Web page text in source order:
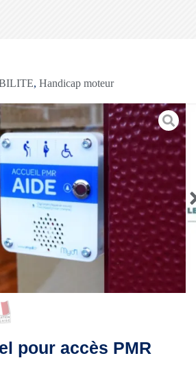
, Handicap moteur
pour accès PMR